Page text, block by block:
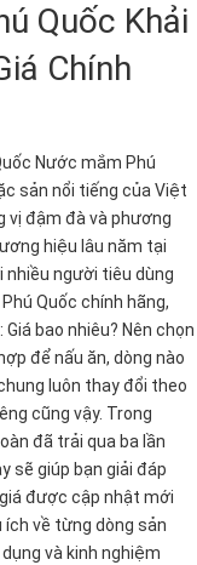
Quốc Khải
Chính
Nước mắm Phú
sản nổi tiếng của Việt
vị đậm đà và phương
hiệu lâu năm tại
nhiều người tiêu dùng
Quốc chính hãng,
bao nhiêu? Nên chọn
để nấu ăn, dòng nào
luôn thay đổi theo
cũng vậy. Trong
đã trải qua ba lần
sẽ giúp bạn giải đáp
được cập nhật mới
về từng dòng sản
và kinh nghiệm